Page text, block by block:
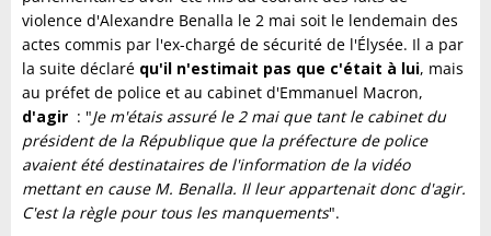
violence d'Alexandre Benalla le 2 mai soit le lendemain des
actes commis par l'ex-chargé de sécurité de l'Élysée. Il a par
la suite déclaré qu'il n'estimait pas que c'était à lui, mais
au préfet de police et au cabinet d'Emmanuel Macron,
d'agir : "Je m'étais assuré le 2 mai que tant le cabinet du
président de la République que la préfecture de police
avaient été destinataires de l'information de la vidéo
mettant en cause M. Benalla. Il leur appartenait donc d'agir.
C'est la règle pour tous les manquements".